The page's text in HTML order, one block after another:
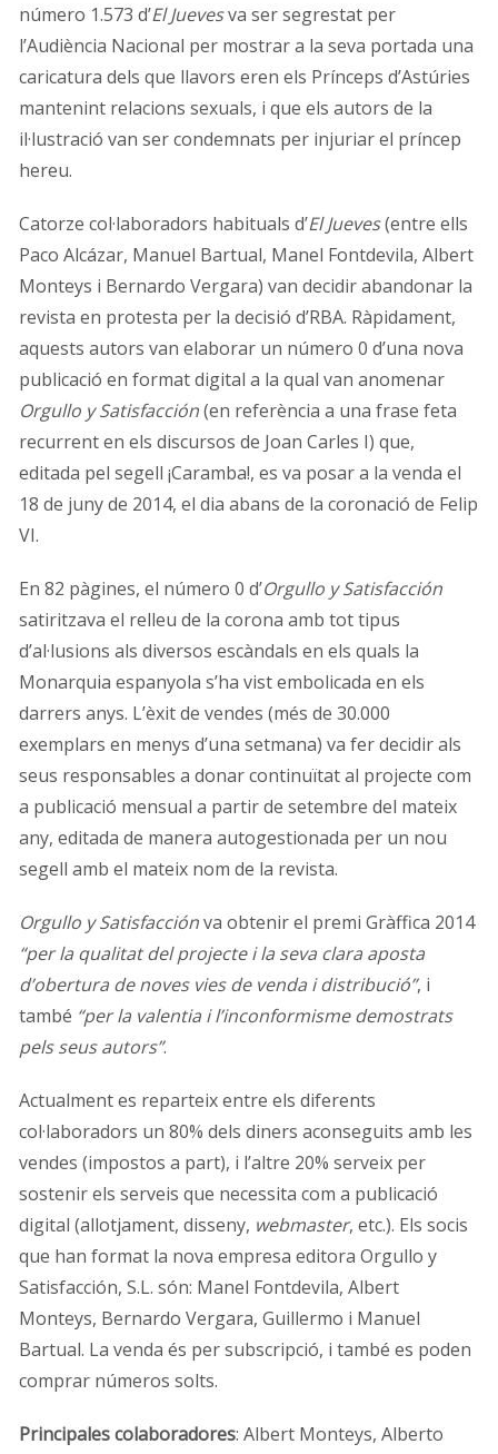
número 1.573 d’El Juevesva ser segrestat per
l’Audiència Nacional per mostrar a la seva portada una
caricatura dels que llavors eren els Prínceps d’Astúries
mantenint relacions sexuals, i que els autors de la
il·lustració van ser condemnats per injuriar el príncep
hereu.
Catorze col·laboradors habituals d’El Jueves(entre ells
Paco Alcázar, Manuel Bartual, Manel Fontdevila, Albert
Monteys i Bernardo Vergara) van decidir abandonar la
revista en protesta per la decisió d’RBA. Ràpidament,
aquests autors van elaborar un número 0 d’una nova
publicació en format digital a la qual van anomenar
Orgullo y Satisfacción(en referència a una frase feta
recurrent en els discursos de Joan Carles I) que,
editada pel segell ¡Caramba!, es va posar a la venda el
18 de juny de 2014, el dia abans de la coronació de Felip
VI.
En 82 pàgines, el número 0 d’Orgullo y Satisfacción
satiritzava el relleu de la corona amb tot tipus
d’al·lusions als diversos escàndals en els quals la
Monarquia espanyola s’ha vist embolicada en els
darrers anys. L’èxit de vendes (més de 30.000
exemplars en menys d’una setmana) va fer decidir als
seus responsables a donar continuïtat al projecte com
a publicació mensual a partir de setembre del mateix
any, editada de manera autogestionada per un nou
segell amb el mateix nom de la revista.
Orgullo y Satisfacciónva obtenir el premi Gràffica 2014
“per la qualitat del projecte i la seva clara aposta
d’obertura de noves vies de venda i distribució”, i
també “per la valentia i l’inconformisme demostrats
pels seus autors”.
Actualment es reparteix entre els diferents
col·laboradors un 80% dels diners aconseguits amb les
vendes (impostos a part), i l’altre 20% serveix per
sostenir els serveis que necessita com a publicació
digital (allotjament, disseny, webmaster, etc.). Els socis
que han format la nova empresa editora Orgullo y
Satisfacción, S.L. són: Manel Fontdevila, Albert
Monteys, Bernardo Vergara, Guillermo i Manuel
Bartual. La venda és per subscripció, i també es poden
comprar números solts.
Principales colaboradores: Albert Monteys, Alberto